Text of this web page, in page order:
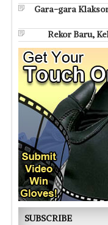
Gara-gara
Rekor Baru,
SUBSCRIBE